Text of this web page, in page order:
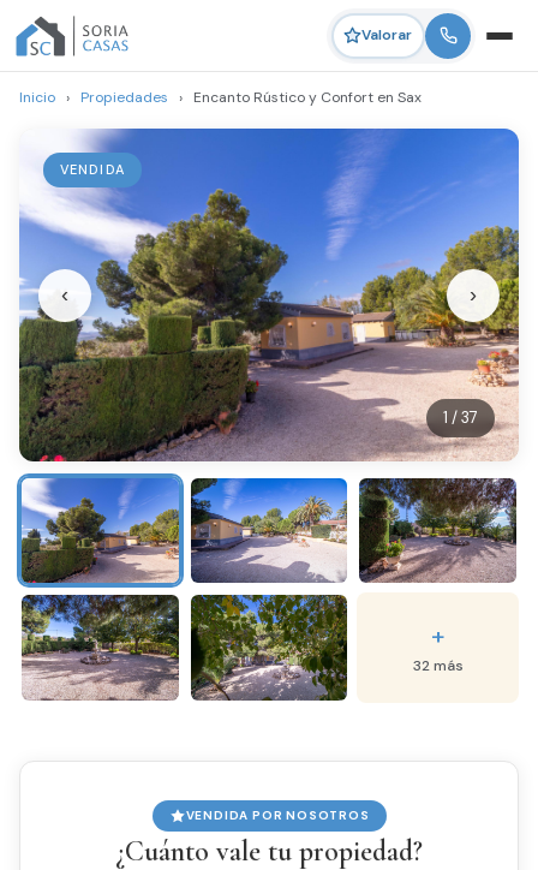
Valorar
Inicio › Propiedades › Encanto Rústico y Confort en Sax
VENDIDA
1 / 37
‹ ›
+
32 más
VENDIDA POR NOSOTROS
¿Cuánto vale tu propiedad?